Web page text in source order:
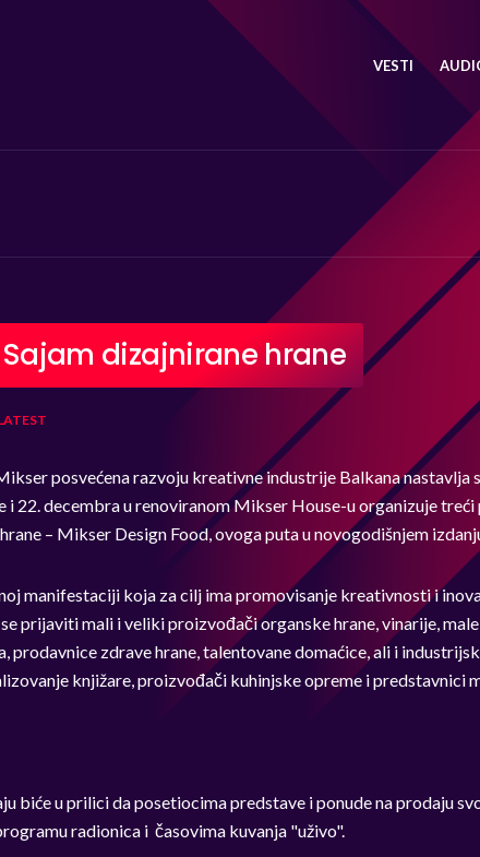
VESTI
Sajam dizajnirane hrane
posvećena razvoju kreativne industrije Balkana nastavlja
i 22. decembra u renoviranom Mikser House-u organizuje treći
– Mikser Design Food, ovoga puta u novogodišnjem
manifestaciji koja za cilj ima promovisanje kreativnosti i
prijaviti mali i veliki proizvođači organske hrane, vinarije, male
prodavnice zdrave hrane, talentovane domaćice, ali i
knjižare, proizvođači kuhinjske opreme i predstavnici
biće u prilici da posetiocima predstave i ponude na prodaju
radionica i časovima kuvanja "uživo".